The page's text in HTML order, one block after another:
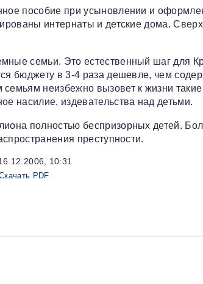
пособие при усыновлении и
интернаты и детские дома.
семьи. Это естественный шаг для
бюджету в 3-4 раза дешевле, чем
неизбежно вызовет к жизни такие
насилие, издевательства над детьми.
полностью беспризорных детей.
преступности.
10:31
PDF